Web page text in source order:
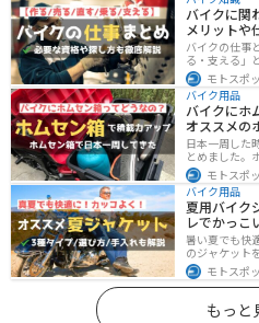
バイクに関
メリットや
バイクの仕事
る・支える」
は、バイクに
す。必要な資
たい姿をイメ
モトスポ
バイク用品
バイクにホ
オススメの
日本一周した
とめました。
付け方法、実
ホムセン箱ま
付けたいと思
モトスポ
バイク用品
夏用バイク
レでかっこ
暑い夏でも快
のジャケット
湿性のフルメ
デザイン性に
で、カッコよ
ります。
モトスポ
もっと